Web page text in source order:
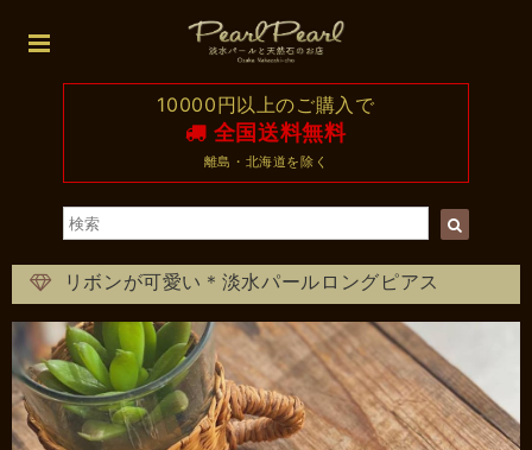
10000円以上のご購入で
全国送料無料
離島・北海道を除く
リボンが可愛い＊淡水パールロングピアス